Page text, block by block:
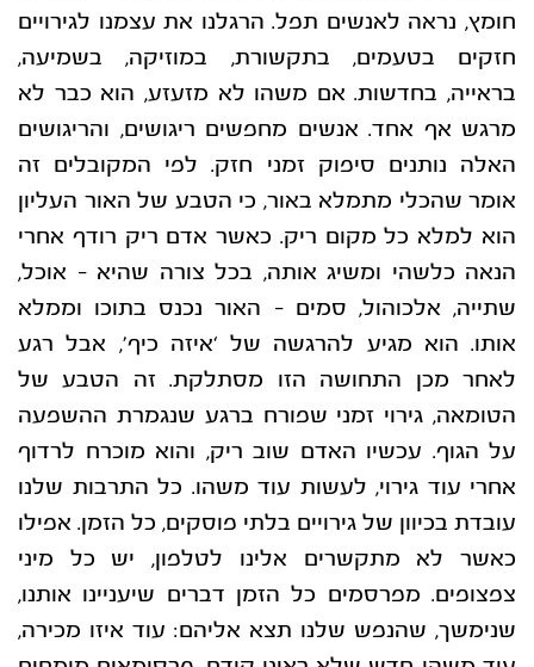
חומץ, נראה לאנשים תפל. הרגלנו את עצמנו לגירויים
חזקים בטעמים, בתקשורת, במוזיקה, בשמיעה,
בראייה, בחדשות. אם משהו לא מזעזע, הוא כבר לא
מרגש אף אחד. אנשים מחפשים ריגושים, והריגושים
האלה נותנים סיפוק זמני חזק. לפי המקובלים זה
אומר שהכלי מתמלא באור, כי הטבע של האור העליון
הוא למלא כל מקום ריק. כאשר אדם ריק רודף אחרי
הנאה כלשהי ומשיג אותה, בכל צורה שהיא – אוכל,
שתייה, אלכוהול, סמים – האור נכנס בתוכו וממלא
אותו. הוא מגיע להרגשה של ‘איזה כיף’, אבל רגע
לאחר מכן התחושה הזו מסתלקת. זה הטבע של
הטומאה, גירוי זמני שפורח ברגע שנגמרת ההשפעה
על הגוף. עכשיו האדם שוב ריק, והוא מוכרח לרדוף
אחרי עוד גירוי, לעשות עוד משהו. כל התרבות שלנו
עובדת בכיוון של גירויים בלתי פוסקים, כל הזמן. אפילו
כאשר לא מתקשרים אלינו לטלפון, יש כל מיני
צפצופים. מפרסמים כל הזמן דברים שיעניינו אותנו,
שנימשך, שהנפש שלנו תצא אליהם: עוד איזו מכירה,